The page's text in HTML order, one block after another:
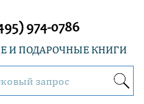
И ПОДАРОЧНЫЕ КНИГИ
974-0786